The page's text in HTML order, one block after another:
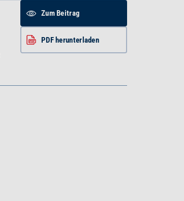
Zum Beitrag
PDF herunterladen